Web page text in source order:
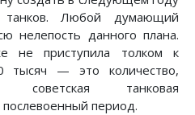
Любой думающий
нелепость данного плана.
не приступила толком к
тысяч — это количество,
советская танковая
послевоенный период.